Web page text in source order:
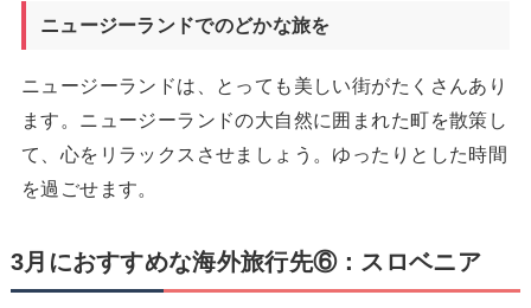
ニュージーランドでのどかな旅を
ニュージーランドは、とっても美しい街がたくさんあり
ます。ニュージーランドの大自然に囲まれた町を散策し
て、心をリラックスさせましょう。ゆったりとした時間
を過ごせます。
3月におすすめな海外旅行先⑥：スロベニア